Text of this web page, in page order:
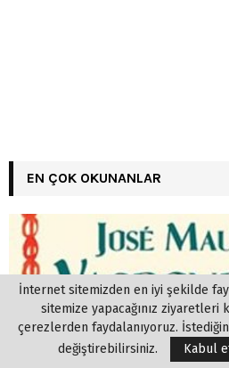
EN ÇOK OKUNANLAR
İnternet sitemizden en iyi şekilde
sitemize yapacağınız
çerezlerden faydalanıyoruz.
değiştirebilirsiniz.
Kabul